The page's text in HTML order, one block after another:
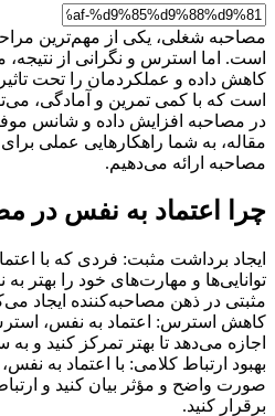
مصاحبه شغلی، یکی از مهم‌ترین
است. اما استرس و نگرانی از نتیجه،
کاهش داده و عملکردمان را تحت
است که با کمی تمرین و آمادگی،
در مصاحبه افزایش داده و شانس
مقاله، به شما راهکارهایی عملی
مصاحبه ارائه می‌دهیم.
چرا اعتماد به نفس در
ایجاد برداشت مثبت: فردی که با
توانایی‌ها و مهارت‌های خود را بهتر
مثبتی در ذهن مصاحبه‌کننده ایجاد
کاهش استرس: اعتماد به نفس،
اجازه می‌دهد تا بهتر تمرکز کنید و به
بهبود ارتباط کلامی: با اعتماد به
صورت واضح و مؤثر بیان کنید و
برقرار کنید.